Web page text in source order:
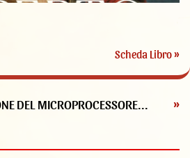
Scheda Libro »
DEL MICROPROCESSORE... »